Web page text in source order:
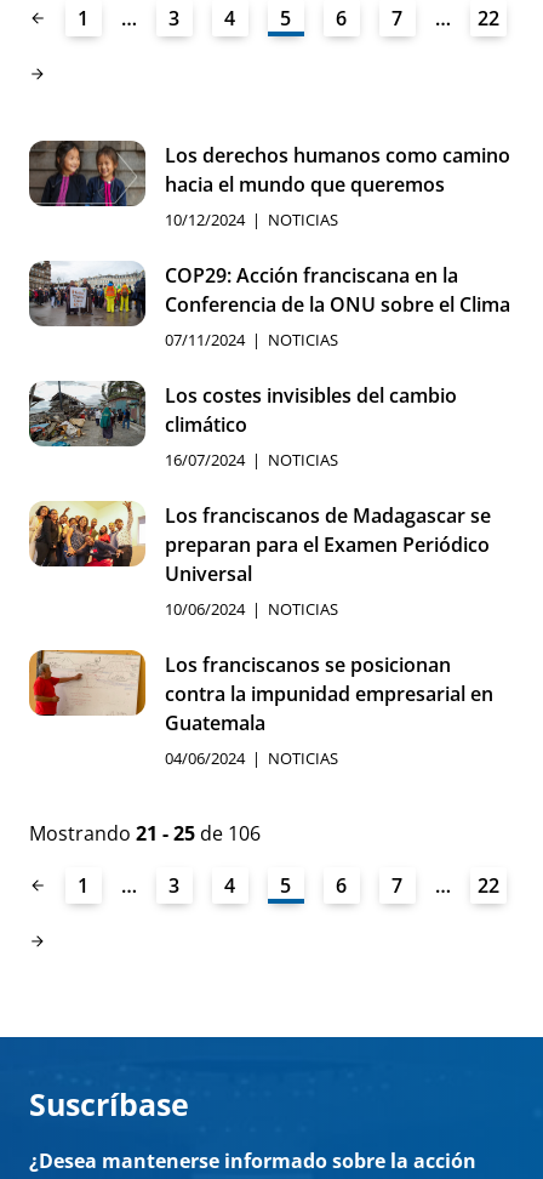
1
… 3 4 5 6 7 … 22
Los derechos humanos como camino
hacia el mundo que queremos
10/12/2024 NOTICIAS
COP29: Acción franciscana en la
Conferencia de la ONU sobre el Clima
07/11/2024 NOTICIAS
Los costes invisibles del cambio
climático
16/07/2024 NOTICIAS
Los franciscanos de Madagascar se
preparan para el Examen Periódico
Universal
10/06/2024 NOTICIAS
Los franciscanos se posicionan
contra la impunidad empresarial en
Guatemala
04/06/2024 NOTICIAS
Mostrando 21 - 25de 106
1
… 3 4 5 6 7 … 22
Suscríbase
¿Desea mantenerse informado sobre la acción